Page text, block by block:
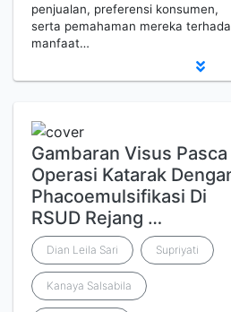
penjualan, preferensi konsumen,
serta pemahaman mereka
manfaat…
Gambaran Visus Pasca
Operasi Katarak
Phacoemulsifikasi Di
RSUD Rejang …
Dian Leila Sari Supriyati
Kanaya Salsabila